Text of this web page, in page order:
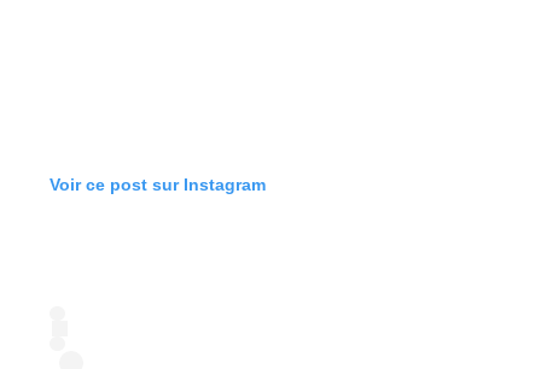
Voir ce post sur Instagram